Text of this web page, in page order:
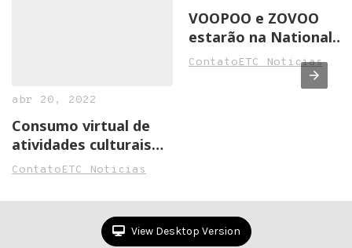
abr 20, 2022
Consumo virtual de
atividades culturais
cresce na pandemia
ContatoETC Noticias
VOOPOO e ZOVOO
estarão na National
Convenience Show
2022 em Birmingham
ContatoETC Noticias
View Desktop Version